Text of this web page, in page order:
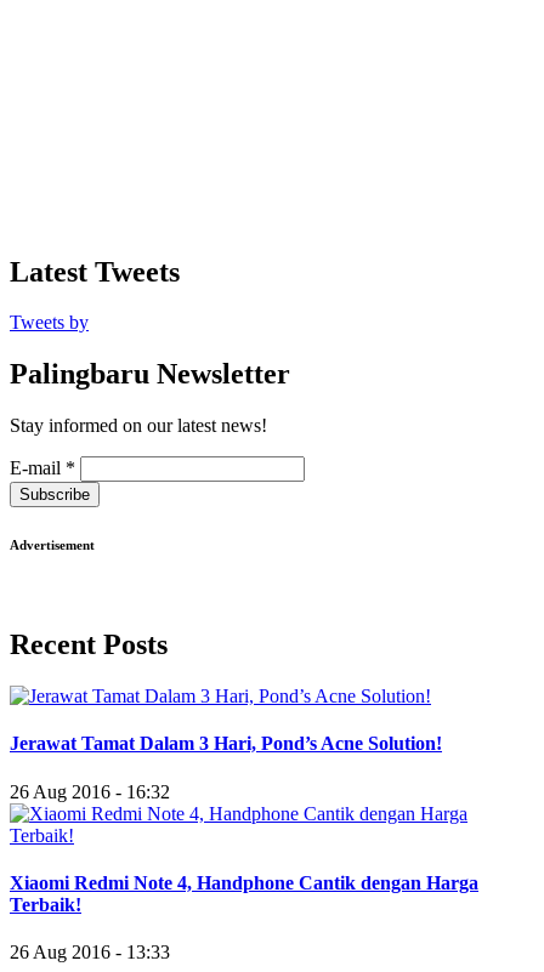
Latest Tweets
Tweets by
Palingbaru Newsletter
Stay informed on our latest news!
E-mail *
Subscribe
Advertisement
Recent Posts
Jerawat Tamat Dalam 3 Hari, Pond’s Acne Solution!
26 Aug 2016 - 16:32
Xiaomi Redmi Note 4, Handphone Cantik dengan Harga
Terbaik!
26 Aug 2016 - 13:33